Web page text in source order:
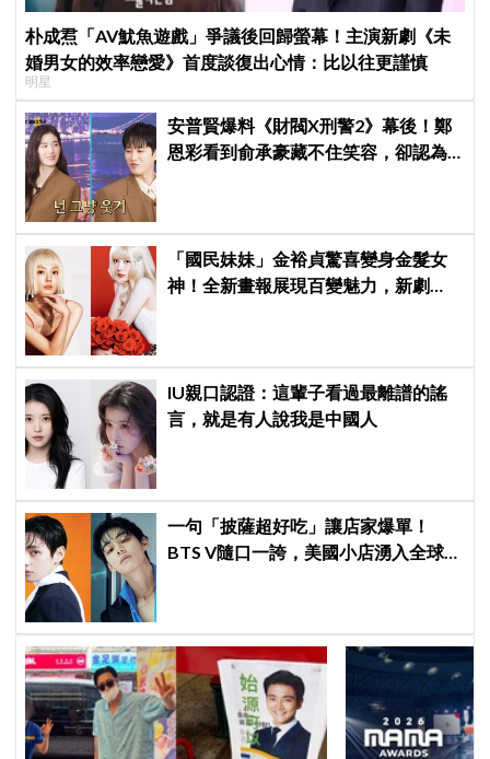
朴成焄「AV魷魚遊戲」爭議後回歸螢幕！主演新劇《未
婚男女的效率戀愛》首度談復出心情：比以往更謹慎
明星
安普賢爆料《財閥X刑警2》幕後！鄭
恩彩看到俞承豪藏不住笑容，卻認為
「國民妹妹」金裕貞驚喜變身金髮女
神！全新畫報展現百變魅力，新劇
IU親口認證：這輩子看過最離譜的謠
言，就是有人說我是中國人
一句「披薩超好吃」讓店家爆單！
BTS V隨口一誇，美國小店湧入全球